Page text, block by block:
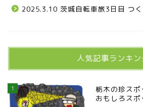
2025.3.10 茨城自転車旅3日目 つ
人気記事ランキン
1
栃木の珍ス
おもしろス